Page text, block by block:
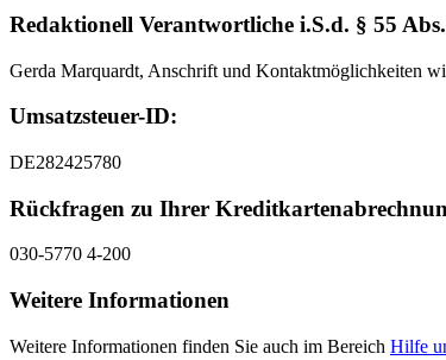
Redaktionell Verantwortliche i.S.d. § 55
Gerda Marquardt, Anschrift und Kontaktmöglichkeiten
Umsatzsteuer-ID:
DE282425780
Rückfragen zu Ihrer
030-5770 4-200
Weitere Informationen
Weitere Informationen finden Sie auch im Bereich Hilfe